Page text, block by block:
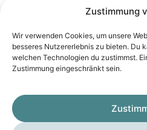
Zustimmung
Wir verwenden Cookies, um unsere
besseres Nutzererlebnis zu bieten. Du
welchen Technologien du zustimmst.
Zustimmung eingeschränkt sein.
Kundenkonto
Unsere
E-Mail:
am Traunsee, Österreich